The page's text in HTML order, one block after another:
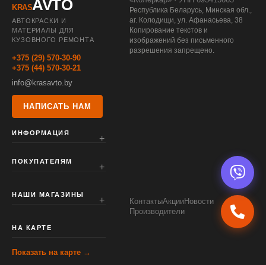
KRASAVTO
АВТОКРАСКИ И
МАТЕРИАЛЫ ДЛЯ
КУЗОВНОГО РЕМОНТА
+375 (29) 570-30-90
+375 (44) 570-30-21
info@krasavto.by
НАПИСАТЬ НАМ
ИНФОРМАЦИЯ
ПОКУПАТЕЛЯМ
НАШИ МАГАЗИНЫ
НА КАРТЕ
Показать на карте →
Республика Беларусь, Минская обл.,
аг. Колодищи, ул. Афанасьева, 38
Копирование текстов и
изображений без письменного
разрешения запрещено.
КонтактыАкцииНовости
Производители